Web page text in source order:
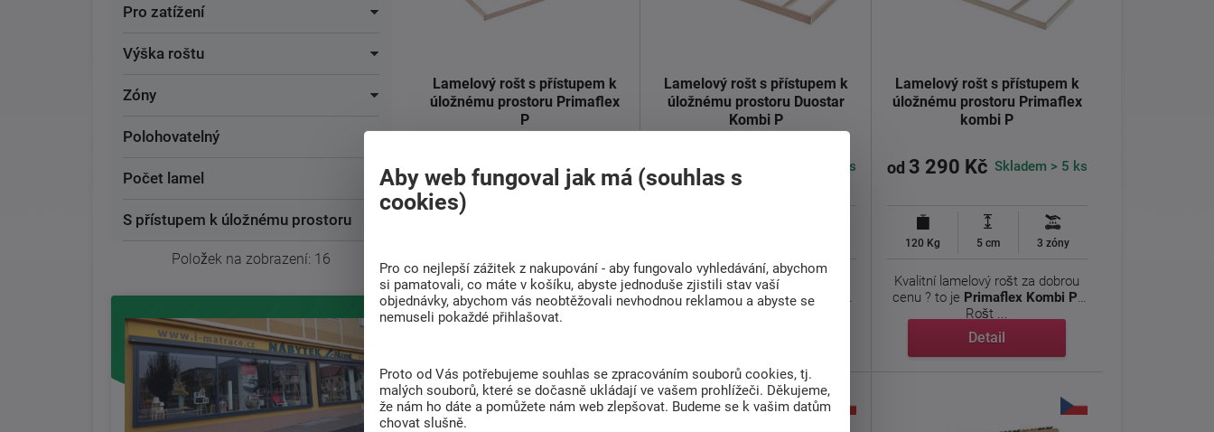
Pro zatížení
Výška roštu
Zóny
Polohovatelný
Počet lamel
S přístupem k úložnému prostoru
Položek na zobrazení: 16
Lamelový rošt s přístupem k
úložnému prostoru Primaflex
P
3 019 Kč Skladem > 5 ks
Kvalitní lamelový rošt za dobrou
cenu ? to jePrimaflex P. Rošt je
...
Lamelový rošt s přístupem k
úložnému prostoru Duostar
Kombi P
3 040 Kč Skladem > 5 ks
Praktický a pohodlný postelový
roštDuostar kombi Ppro běžné
spaní. ...
Lamelový rošt s přístupem k
úložnému prostoru Primaflex
kombi P
od 3 290 Kč Skladem > 5 ks
120 Kg 5 cm 3 zóny
Kvalitní lamelový rošt za dobrou
cenu ? to je Primaflex Kombi P.
Rošt ...
Detail
Aby web fungoval jak má (souhlas s
cookies)
Pro co nejlepší zážitek z nakupování - aby fungovalo vyhledávání, abychom
si pamatovali, co máte v košíku, abyste jednoduše zjistili stav vaší
objednávky, abychom vás neobtěžovali nevhodnou reklamou a abyste se
nemuseli pokaždé přihlašovat.
Proto od Vás potřebujeme souhlas se zpracováním souborů cookies, tj.
malých souborů, které se dočasně ukládají ve vašem prohlížeči. Děkujeme,
že nám ho dáte a pomůžete nám web zlepšovat. Budeme se k vašim datům
chovat slušně.